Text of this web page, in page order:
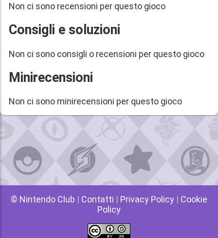
Non ci sono recensioni per questo gioco
Consigli e soluzioni
Non ci sono consigli o recensioni per questo gioco
Minirecensioni
Non ci sono minirecensioni per questo gioco
© Nintendo Club | Contatti | Privacy Policy | Cookie
Policy